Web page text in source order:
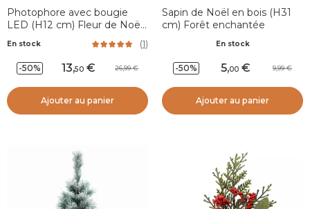
Photophore avec bougie
LED (H12 cm) Fleur de Noël
En stock (1)
-50% 13,50 26,99
Ajouter au panier
Sapin de Noël en bois (H31
cm) Forêt enchantée
En stock
-50% 5,00 9,99
Ajouter au panier